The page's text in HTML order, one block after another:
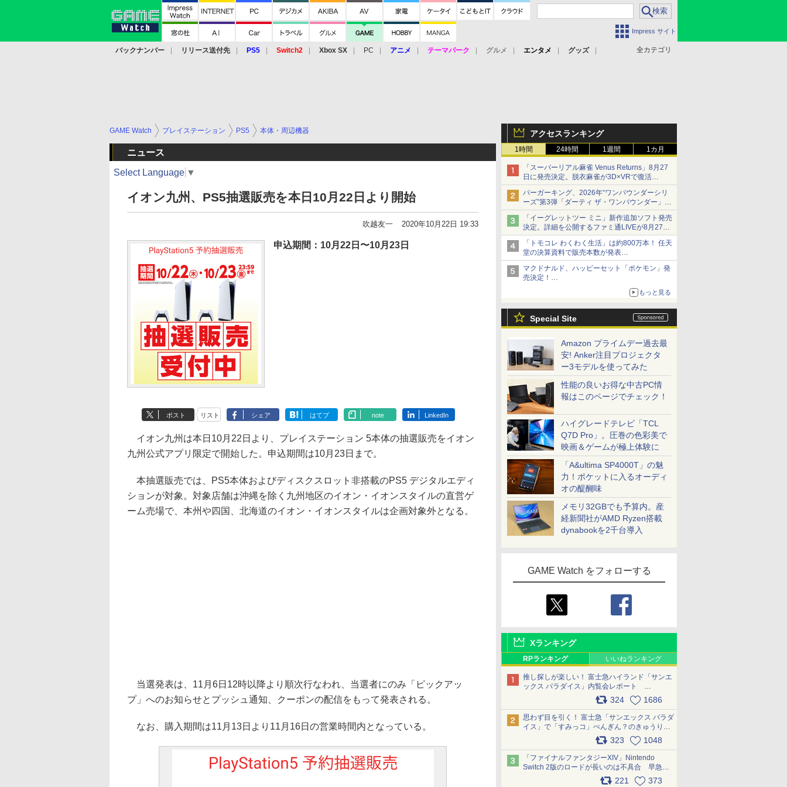
Impress サイト
全カテゴリ
バックナンバー リリース送付先 PS5 Switch2 Xbox SX PC アニメ テーマパーク グルメ エンタメ
グッズ
アクセスランキング
1時間 24時間 1週間 1カ月
「スーパーリアル麻雀 Venus Returns」8月27
日に発売決定。脱衣麻雀が3D×VRで復活
発売から2週間は20%オフになるセールが実施
バーガーキング、2026年“ワンパウンダーシリ
ーズ”第3弾「ダーティ ザ・ワンパウンダー」を
8月7日発売
「特製ガーリックマヨソース」を使用した超大
型チーズバーガー
「イーグレットツー ミニ」新作追加ソフト発売
決定。詳細を公開するファミ通LIVEが8月27日
20時から配信
シリーズ累計100タイトルへ
「トモコレ わくわく生活」は約800万本！ 任天
堂の決算資料で販売本数が発表
「ぽこポケ」は127万本に
マクドナルド、ハッピーセット「ポケモン」発
売決定！
ポケモン30周年記念で30匹が大集合
もっと見る
Special Site
Amazon プライムデー過去最
安! Anker注目プロジェクタ
ー3モデルを使ってみた
性能の良いお得な中古PC情
報はこのページでチェック！
ハイグレードテレビ「TCL
Q7D Pro」。圧巻の色彩美で
映画＆ゲームが極上体験に
「A&ultima SP4000T」の魅
力！ポケットに入るオーディ
オの醍醐味
メモリ32GBでも予算内。産
経新聞社がAMD Ryzen搭載
dynabookを2千台導入
GAME Watch をフォローする
Xランキング
RPランキング いいねランキング
推し探しが楽しい！ 富士急ハイランド「サンエ
ックス パラダイス」内覧会レポート
324 1686
思わず目を引く！ 富士急「サンエックス パラダ
イス」で「すみっコ」ぺんぎん？のきゅうりド
ッグを食べてみた イラストそのままのメニュ
ー化に挑戦。これが意外にもおいしい
pic.x.com/Kgl04hZaeg
323 1048
「ファイナルファンタジーXIV」Nintendo
Switch 2版のロードが長いのは不具合 早急に
アップデートできるよう対応中221 373
GAME Watch プレイステーション PS5 本体・周辺機器
ニュース
Select Language ▼
イオン九州、PS5抽選販売を本日10月22日より開始
吹越友一 2020年10月22日 19:33
申込期間：10月22日〜10月23日
ポスト リスト シェア はてブ note LinkedIn
イオン九州は本日10月22日より、プレイステーション 5本体の抽選販売をイオン
九州公式アプリ限定で開始した。申込期間は10月23日まで。
本抽選販売では、PS5本体およびディスクスロット非搭載のPS5 デジタルエディ
ションが対象。対象店舗は沖縄を除く九州地区のイオン・イオンスタイルの直営ゲ
ーム売場で、本州や四国、北海道のイオン・イオンスタイルは企画対象外となる。
当選発表は、11月6日12時以降より順次行なわれ、当選者にのみ「ピックアッ
プ」へのお知らせとプッシュ通知、クーポンの配信をもって発表される。
なお、購入期間は11月13日より11月16日の営業時間内となっている。